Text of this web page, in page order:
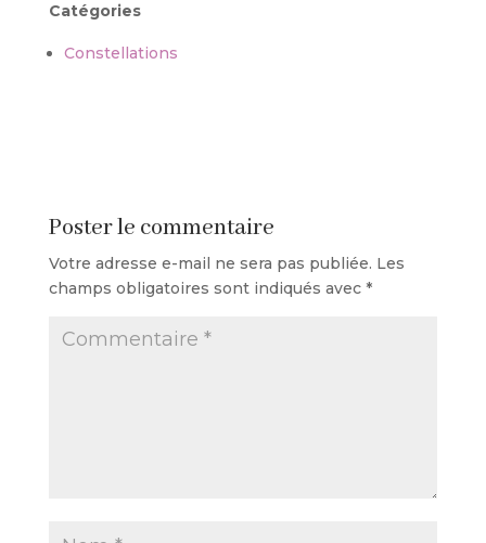
Catégories
Constellations
Poster le commentaire
Votre adresse e-mail ne sera pas publiée. Les
champs obligatoires sont indiqués avec *